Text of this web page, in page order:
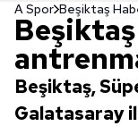
A Spor Beşiktaş
Beşiktaş,
Galatasaray